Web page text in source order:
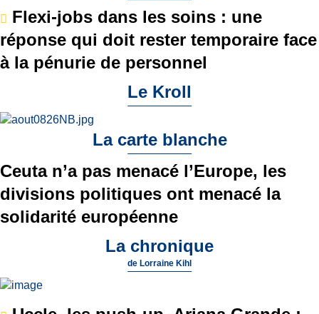
Flexi-jobs dans les soins : une
réponse qui doit rester temporaire face
à la pénurie de personnel
Le Kroll
La carte blanche
Ceuta n’a pas menacé l’Europe, les
divisions politiques ont menacé la
solidarité européenne
La chronique
de Lorraine Kihl